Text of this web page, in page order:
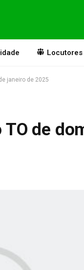
Locutores
janeiro de 2025
TO de